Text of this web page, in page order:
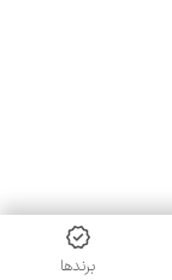
برندها